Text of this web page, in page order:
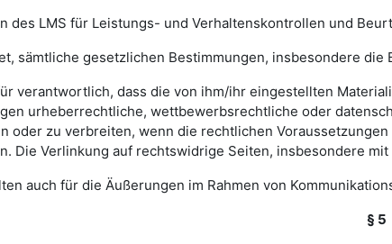
des LMS für Leistungs- und Verhaltenskontrollen und
sämtliche gesetzlichen Bestimmungen, insbesondere
verantwortlich, dass die von ihm/ihr eingestellten
urheberrechtliche, wettbewerbsrechtliche oder
oder zu verbreiten, wenn die rechtlichen
Die Verlinkung auf rechtswidrige Seiten, insbesondere
auch für die Äußerungen im Rahmen von
§ 5